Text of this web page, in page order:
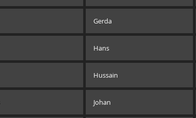
Gerda
Hans
Hussain
Johan